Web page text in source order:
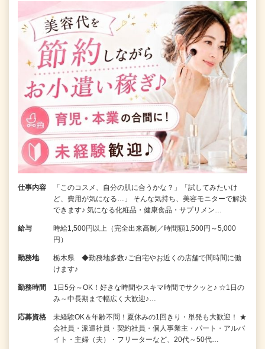
仕事内容
「このコスメ、自分の肌に合うかな？」「試してみたいけ
ど、費用が気になる…」 そんな気持ち、美容モニターで解決
できます♪ 気になる化粧品・健康食品・サプリメン…
給与
時給1,500円以上（完全出来高制／時間額1,500円～5,000
円）
勤務地
栃木県 ◆勤務地多数♪ご自宅やお近くの店舗で間時間に働
けます♪
勤務時間
1日5分～OK！好きな時間やスキマ時間でサクッと♪ ☆1日の
み～中長期まで幅広く大歓迎♪…
応募資格
未経験OK＆年齢不問！夏休みの1回きり・単発も大歓迎！ ★
会社員・派遣社員・契約社員・個人事業主・パート・アルバ
イト・主婦（夫）・フリーターなど、20代～50代…